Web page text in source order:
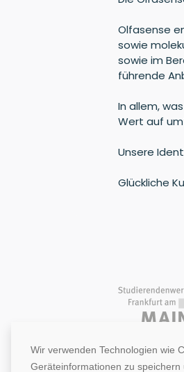
Wir verwenden Technologien wie
Geräteinformationen zu
Olfasense
sowie
sowie im
führende
In allem,
Wert auf
Unsere
Glückliche